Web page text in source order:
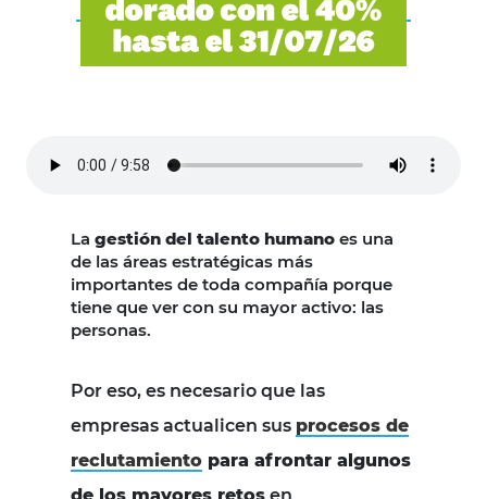
La gestión del talento humano es una
de las áreas estratégicas más
importantes de toda compañía porque
tiene que ver con su mayor activo: las
personas.
Por eso, es necesario que las
empresas actualicen sus procesos de
reclutamiento para afrontar algunos